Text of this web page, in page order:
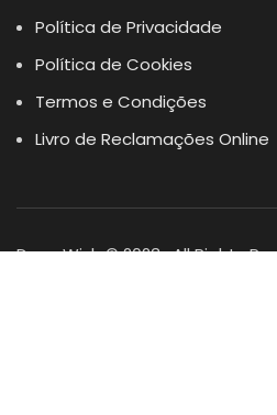
Política de Privacidade
Política de Cookies
Termos e Condições
Livro de Reclamações Online
Dogs Wish © 2023 . All Rights